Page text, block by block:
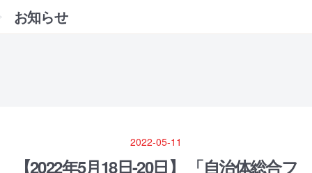
お知らせ
2022-05-11
【2022年5月18日-20日】 「自治体総合フ